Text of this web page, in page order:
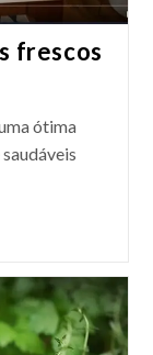
frescos
ótima